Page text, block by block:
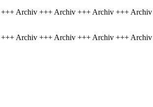
Archiv +++ Archiv +++ Archiv +++
Archiv +++ Archiv +++ Archiv +++